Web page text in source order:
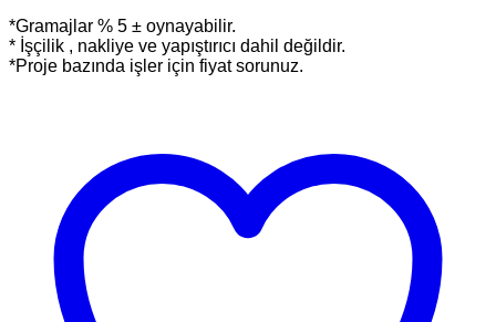
*Gramajlar % 5 ± oynayabilir.
* İşçilik , nakliye ve yapıştırıcı dahil değildir.
*Proje bazında işler için fiyat sorunuz.